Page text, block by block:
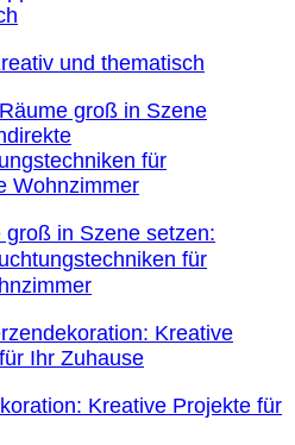
und thematisch
groß in Szene setzen:
für
Kreative Projekte für